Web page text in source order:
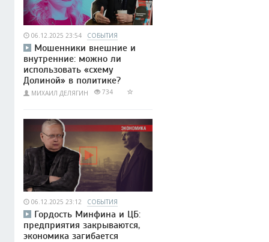
06.12.2025 23:54 СОБЫТИЯ
Мошенники внешние и
внутренние: можно ли
использовать «схему
Долиной» в политике?
МИХАИЛ ДЕЛЯГИН 734
06.12.2025 23:12 СОБЫТИЯ
Гордость Минфина и ЦБ:
предприятия закрываются,
экономика загибается